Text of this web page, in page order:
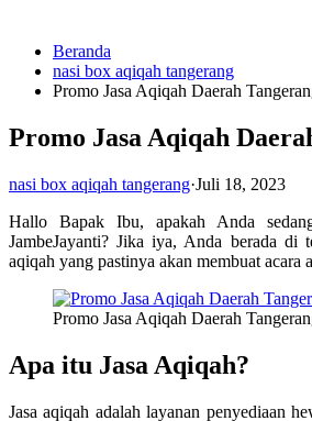
Beranda
nasi box aqiqah tangerang
Promo Jasa Aqiqah Daerah
Promo Jasa Aqiqah
nasi box aqiqah tangerang·Juli 18, 2023
Hallo Bapak Ibu, apakah Anda
JambeJayanti? Jika iya, Anda berada di
aqiqah yang pastinya akan membuat
Promo Jasa Aqiqah Daerah
Apa itu Jasa Aqiqah?
Jasa aqiqah adalah layanan penyediaan